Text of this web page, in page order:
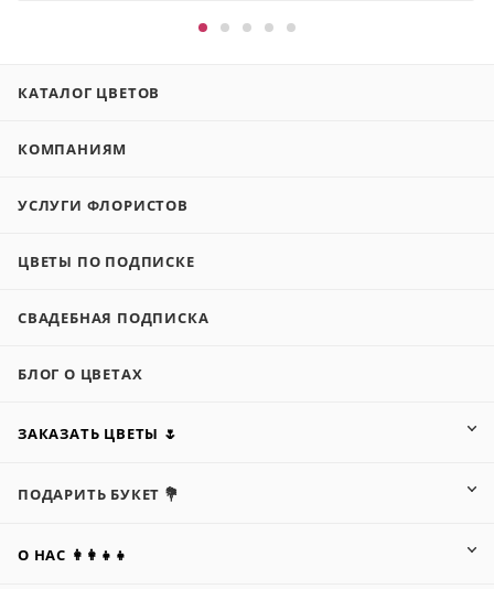
КАТАЛОГ ЦВЕТОВ
КОМПАНИЯМ
УСЛУГИ ФЛОРИСТОВ
ЦВЕТЫ ПО ПОДПИСКЕ
СВАДЕБНАЯ ПОДПИСКА
БЛОГ О ЦВЕТАХ
ЗАКАЗАТЬ ЦВЕТЫ 🌷
ПОДАРИТЬ БУКЕТ 💐
О НАС 👩‍👩‍👧‍👧